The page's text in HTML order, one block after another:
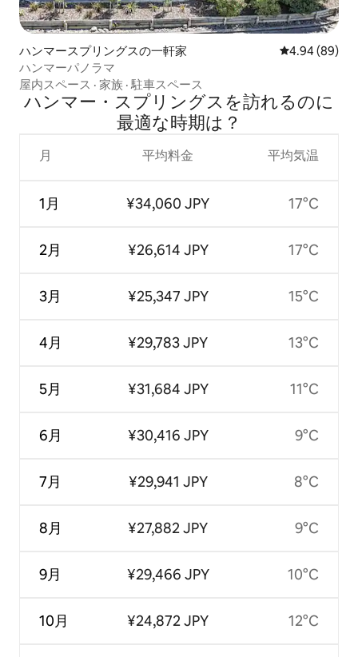
ハンマースプリングスの一軒家 レビュー89件
4.94 (89)
ハンマーパノラマ
屋内スペース · 家族 ·駐車スペース
ハンマー・スプリングスを訪⁠れ⁠るの⁠に
最⁠適⁠な時⁠期⁠は⁠？
月
1月
2月
3月
4月
5月
6月
7月
8月
9月
10月
平均料金
¥34,060 JPY
¥26,614 JPY
¥25,347 JPY
¥29,783 JPY
¥31,684 JPY
¥30,416 JPY
¥29,941 JPY
¥27,882 JPY
¥29,466 JPY
¥24,872 JPY
平均気温
17°C
17°C
15°C
13°C
11°C
9°C
8°C
9°C
10°C
12°C